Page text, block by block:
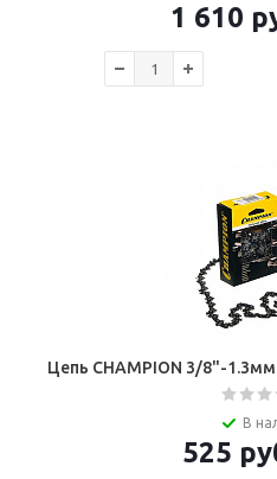
1 610
Цепь СHAMPION 3/8"-
В
525